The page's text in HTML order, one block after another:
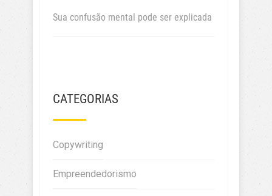
Sua confusão mental pode ser explicada
CATEGORIAS
Copywriting
Empreendedorismo